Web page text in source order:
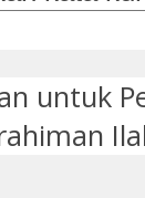
untuk